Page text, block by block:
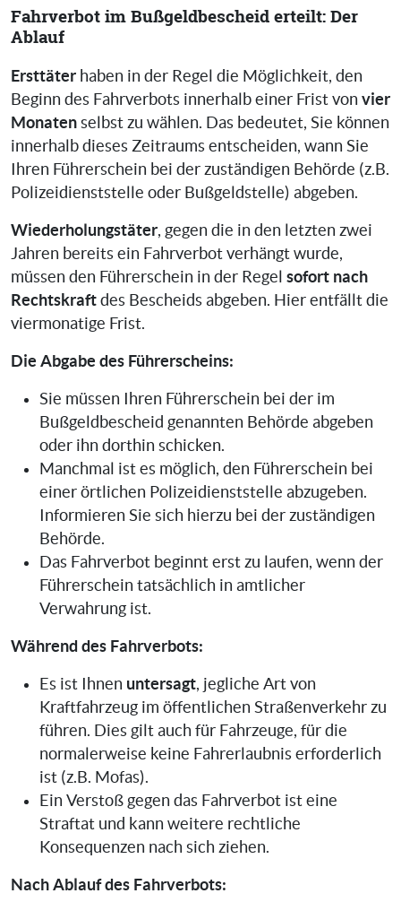
Fahrverbot im Bußgeldbescheid erteilt: Der
Ablauf
Ersttäter haben in der Regel die Möglichkeit, den
Beginn des Fahrverbots innerhalb einer Frist von vier
Monaten selbst zu wählen. Das bedeutet, Sie können
innerhalb dieses Zeitraums entscheiden, wann Sie
Ihren Führerschein bei der zuständigen Behörde (z.B.
Polizeidienststelle oder Bußgeldstelle) abgeben.
Wiederholungstäter, gegen die in den letzten zwei
Jahren bereits ein Fahrverbot verhängt wurde,
müssen den Führerschein in der Regel sofort nach
Rechtskraft des Bescheids abgeben. Hier entfällt die
viermonatige Frist.
Die Abgabe des Führerscheins:
Sie müssen Ihren Führerschein bei der im
Bußgeldbescheid genannten Behörde abgeben
oder ihn dorthin schicken.
Manchmal ist es möglich, den Führerschein bei
einer örtlichen Polizeidienststelle abzugeben.
Informieren Sie sich hierzu bei der zuständigen
Behörde.
Das Fahrverbot beginnt erst zu laufen, wenn der
Führerschein tatsächlich in amtlicher
Verwahrung ist.
Während des Fahrverbots:
Es ist Ihnen untersagt, jegliche Art von
Kraftfahrzeug im öffentlichen Straßenverkehr zu
führen. Dies gilt auch für Fahrzeuge, für die
normalerweise keine Fahrerlaubnis erforderlich
ist (z.B. Mofas).
Ein Verstoß gegen das Fahrverbot ist eine
Straftat und kann weitere rechtliche
Konsequenzen nach sich ziehen.
Nach Ablauf des Fahrverbots: